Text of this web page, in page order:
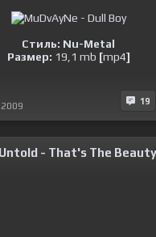
Стиль: Nu-Metal
Размер: 19,1 mb [mp4]
19
- That's The